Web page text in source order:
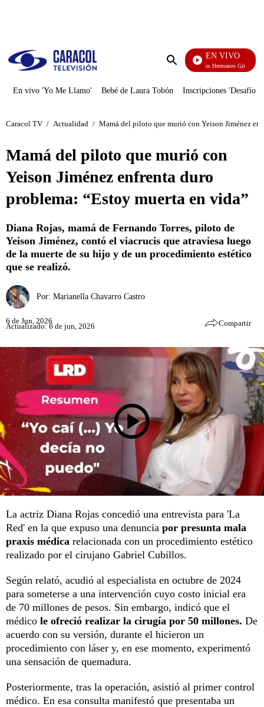
Enviar
EN VIVO
Cuentos De Los Hermanos Grimm
En vivo 'Yo Me Llamo' Bebé de Laura Tobón Inscripciones 'Desafío'
Caracol TV / Actualidad / Mamá del piloto que murió con Yeison Jiménez
Mamá del piloto que murió con
Yeison Jiménez enfrenta duro
problema: “Estoy muerta en vida”
Diana Rojas, mamá de Fernando Torres, piloto de
Yeison Jiménez, contó el viacrucis que atraviesa luego
de la muerte de su hijo y de un procedimiento estético
que se realizó.
Por: Marianella Chavarro Castro
6 de Jun, 2026
Actualizado: 6 de jun, 2026 Compartir
La actriz Diana Rojas concedió una entrevista para 'La
Red' en la que expuso una denuncia por presunta mala
praxis médica relacionada con un procedimiento estético
realizado por el cirujano Gabriel Cubillos.
Según relató, acudió al especialista en octubre de 2024
para someterse a una intervención cuyo costo inicial era
de 70 millones de pesos. Sin embargo, indicó que el
médico le ofreció realizar la cirugía por 50 millones. De
acuerdo con su versión, durante el hicieron un
procedimiento con láser y, en ese momento, experimentó
una sensación de quemadura.
Posteriormente, tras la operación, asistió al primer control
médico. En esa consulta manifestó que presentaba un